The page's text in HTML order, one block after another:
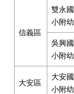
信義區
雙永國
小附幼
吳興國
小附幼
大安區
大安國
小附幼